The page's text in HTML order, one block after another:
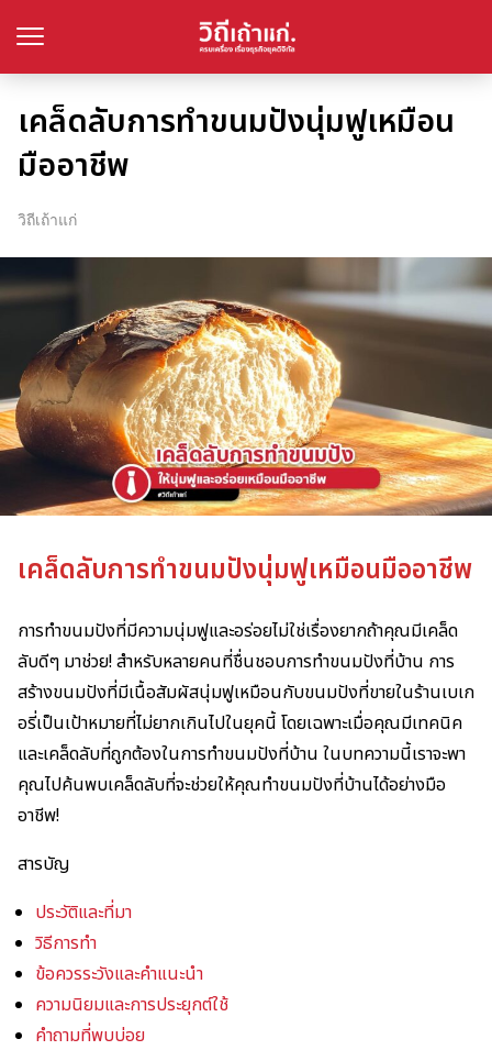
เคล็ดลับการทำขนมปังนุ่มฟูเหมือน
มืออาชีพ
วิถีเถ้าแก่
เคล็ดลับการทำขนมปังนุ่มฟูเหมือนมืออาชีพ
การทำขนมปังที่มีความนุ่มฟูและอร่อยไม่ใช่เรื่องยากถ้าคุณมีเคล็ด
ลับดีๆ มาช่วย! สำหรับหลายคนที่ชื่นชอบการทำขนมปังที่บ้าน การ
สร้างขนมปังที่มีเนื้อสัมผัสนุ่มฟูเหมือนกับขนมปังที่ขายในร้านเบเก
อรี่เป็นเป้าหมายที่ไม่ยากเกินไปในยุคนี้ โดยเฉพาะเมื่อคุณมีเทคนิค
และเคล็ดลับที่ถูกต้องในการทำขนมปังที่บ้าน ในบทความนี้เราจะพา
คุณไปค้นพบเคล็ดลับที่จะช่วยให้คุณทำขนมปังที่บ้านได้อย่างมือ
อาชีพ!
สารบัญ
ประวัติและที่มา
วิธีการทำ
ข้อควรระวังและคำแนะนำ
ความนิยมและการประยุกต์ใช้
คำถามที่พบบ่อย